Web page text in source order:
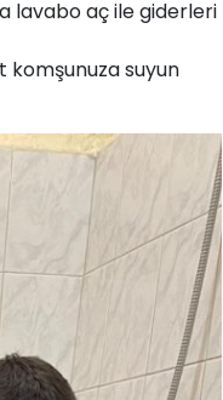
lavabo aç ile giderleri
komşunuza suyun